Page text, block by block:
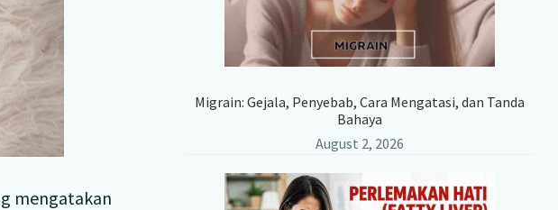
mengatakan
Migrain: Gejala, Penyebab, Cara Mengatasi, dan Tanda
Bahaya
August 2, 2026